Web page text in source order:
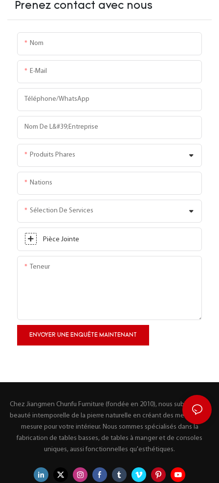
Prenez contact avec nous
Nom
E-Mail
Téléphone/WhatsApp
Nom De L&#39;entreprise
Produits Phares
Nations
Sélection De Services
Pièce Jointe
Teneur
ENVOYER UNE ENQUÊTE MAINTENANT
Chez Jiangmen Chunfu Furniture (fondée en 2010), nous sublimons la
beauté intemporelle de la pierre naturelle en créant des meubles sur
mesure pour votre intérieur. Nous sommes spécialisés dans la
fabrication de tables basses, de tables à manger et de consoles
uniques, aussi fonctionnelles qu'esthétiques.